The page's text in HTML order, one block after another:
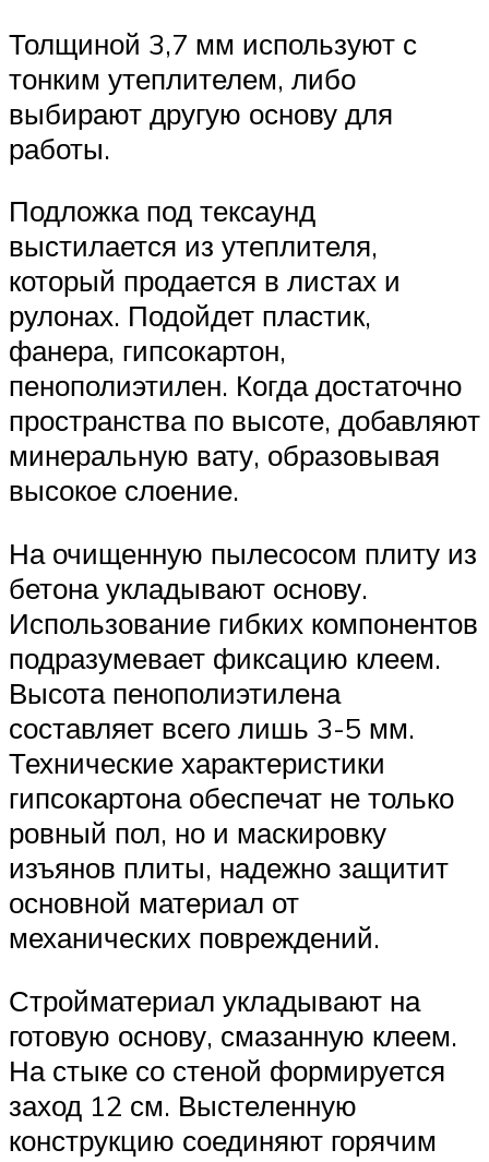
Толщиной 3,7 мм используют с
тонким утеплителем, либо
выбирают другую основу для
работы.
Подложка под тексаунд
выстилается из утеплителя,
который продается в листах и
рулонах. Подойдет пластик,
фанера, гипсокартон,
пенополиэтилен. Когда достаточно
пространства по высоте, добавляют
минеральную вату, образовывая
высокое слоение.
На очищенную пылесосом плиту из
бетона укладывают основу.
Использование гибких компонентов
подразумевает фиксацию клеем.
Высота пенополиэтилена
составляет всего лишь 3-5 мм.
Технические характеристики
гипсокартона обеспечат не только
ровный пол, но и маскировку
изъянов плиты, надежно защитит
основной материал от
механических повреждений.
Стройматериал укладывают на
готовую основу, смазанную клеем.
На стыке со стеной формируется
заход 12 см. Выстеленную
конструкцию соединяют горячим